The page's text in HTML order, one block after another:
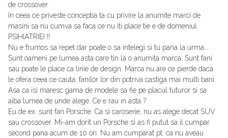
de crossover.
In ceea ce priveste conceptia ta cu privire la anumite marci de
masini sa nu cumva sa faca ce nu iti place tie e de domeniul
PSIHIATRIEI !!
Nu e frumos sa repet dar poate o sa intelegi si tu pana la urma...
Sunt oameni pe lumea asta care tin la o anumita marca. Sunt fani
sau poate le place ca linie de design. Marca nu are ce pierde daca
le ofera ceea ce cauta, fanilor lor din potriva castiga mai multi bani.
Asa ca isi maresc gama de modele sa fie pe placul tuturor si sa
aiba lumea de unde alege. Ce e rau in asta ?
Eu de ex. sunt fan Porsche. Ca si caroserie, nu as alege decat SUV
sau crossover. Mi-am dorit un Porsche si as fi putut sa il cumpar
second pana acum de 10 ori. Nu am cumparat pt. ca nu aveau